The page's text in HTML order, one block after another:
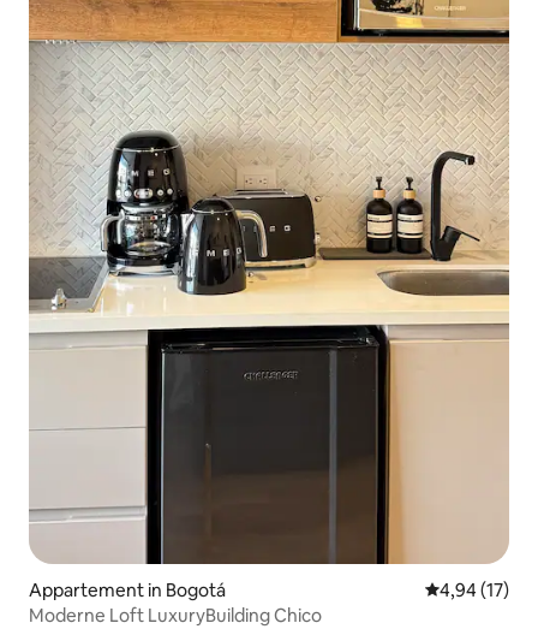
Appartement in Bogotá Gemiddelde
4,94 (17)
Moderne Loft LuxuryBuilding Chico